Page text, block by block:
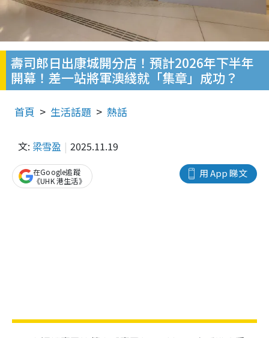
壽司郎日出康城開分店！預計2026年下半年
開幕！差一站將軍澳綫就「集章」成功？
首頁 生活話題 熱話
文: 梁雪盈 2025.11.19
用 App 睇文
在Google追蹤
《UHK 港生活》